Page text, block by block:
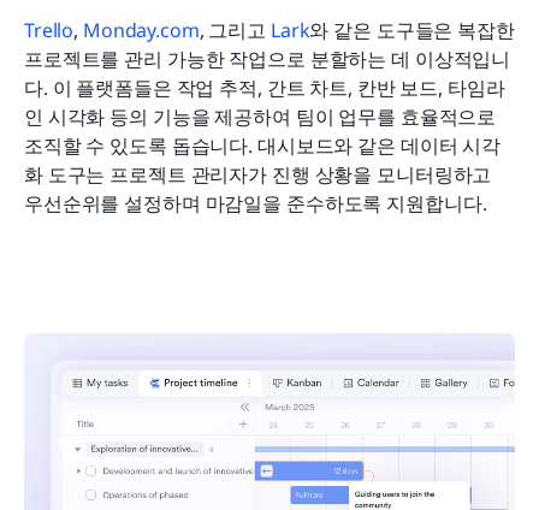
Trello, Monday.com, 그리고 Lark와 같은 도구들은 복잡한
프로젝트를 관리 가능한 작업으로 분할하는 데 이상적입니
다. 이 플랫폼들은 작업 추적, 간트 차트, 칸반 보드, 타임라
인 시각화 등의 기능을 제공하여 팀이 업무를 효율적으로
조직할 수 있도록 돕습니다. 대시보드와 같은 데이터 시각
화 도구는 프로젝트 관리자가 진행 상황을 모니터링하고
우선순위를 설정하며 마감일을 준수하도록 지원합니다.